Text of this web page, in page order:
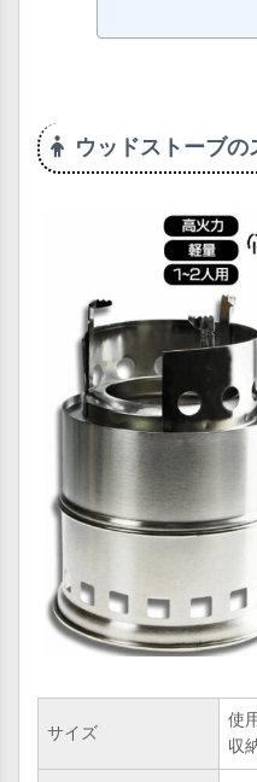
ウッドストーブ
サイズ
使
収